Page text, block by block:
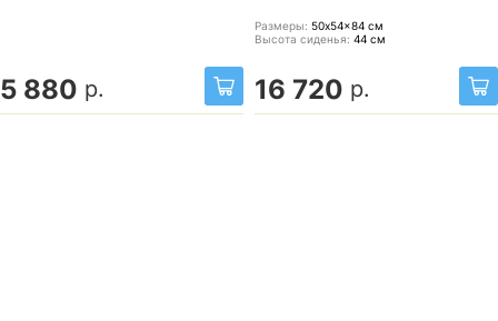
5 880 р.
Размеры: 50x54x84 см
Высота сиденья: 44 см
16 720 р.